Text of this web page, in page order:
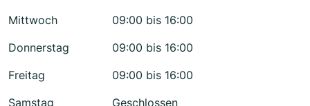
Mittwoch
09:00 bis 16:00
Donnerstag
09:00 bis 16:00
Freitag
09:00 bis 16:00
Samstag
Geschlossen